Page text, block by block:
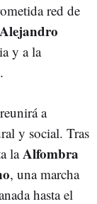
red de
Alejandro
y a la
a
y social. Tras
laAlfombra
, una marcha
hasta el